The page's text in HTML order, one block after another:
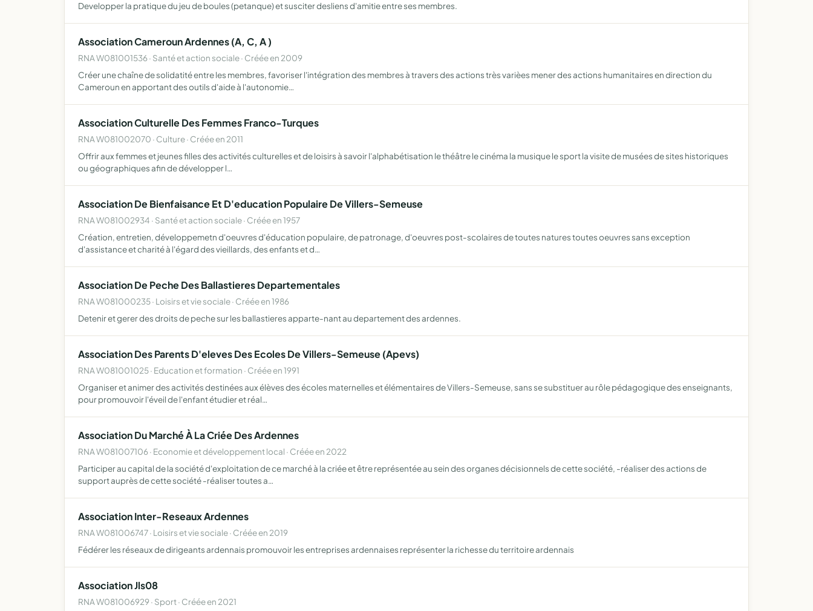
Developper la pratique du jeu de boules (petanque) et susciter desliens d'amitie entre ses membres.
Association Cameroun Ardennes (A, C, A )
RNA W081001536 · Santé et action sociale · Créée en 2009
Créer une chaîne de solidatité entre les membres, favoriser l'intégration des membres à travers des actions très varièes mener des actions humanitaires en direction du
Cameroun en apportant des outils d'aide à l'autonomie…
Association Culturelle Des Femmes Franco-Turques
RNA W081002070 · Culture · Créée en 2011
Offrir aux femmes et jeunes filles des activités culturelles et de loisirs à savoir l'alphabétisation le théâtre le cinéma la musique le sport la visite de musées de sites historiques
ou géographiques afin de développer l…
Association De Bienfaisance Et D'education Populaire De Villers-Semeuse
RNA W081002934 · Santé et action sociale · Créée en 1957
Création, entretien, développemetn d'oeuvres d'éducation populaire, de patronage, d'oeuvres post-scolaires de toutes natures toutes oeuvres sans exception
d'assistance et charité à l'égard des vieillards, des enfants et d…
Association De Peche Des Ballastieres Departementales
RNA W081000235 · Loisirs et vie sociale · Créée en 1986
Detenir et gerer des droits de peche sur les ballastieres apparte-nant au departement des ardennes.
Association Des Parents D'eleves Des Ecoles De Villers-Semeuse (Apevs)
RNA W081001025 · Education et formation · Créée en 1991
Organiser et animer des activités destinées aux élèves des écoles maternelles et élémentaires de Villers-Semeuse, sans se substituer au rôle pédagogique des enseignants,
pour promouvoir l'éveil de l'enfant étudier et réal…
Association Du Marché À La Criée Des Ardennes
RNA W081007106 · Economie et développement local · Créée en 2022
Participer au capital de la société d'exploitation de ce marché à la criée et être représentée au sein des organes décisionnels de cette société, -réaliser des actions de
support auprès de cette société -réaliser toutes a…
Association Inter-Reseaux Ardennes
RNA W081006747 · Loisirs et vie sociale · Créée en 2019
Fédérer les réseaux de dirigeants ardennais promouvoir les entreprises ardennaises représenter la richesse du territoire ardennais
Association Jls08
RNA W081006929 · Sport · Créée en 2021